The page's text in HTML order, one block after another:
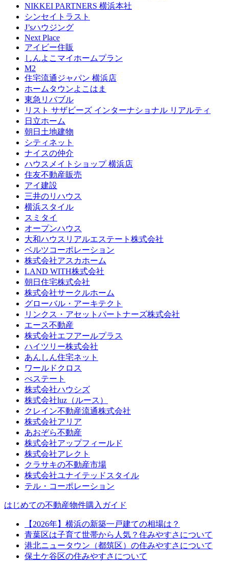
NIKKEI PARTNERS 横浜本社
シンセイトラスト
J’sハウジング
Next Place
アイビー住販
しんよこマイホームプラン
M2
住宅流通ジャパン 横浜店
ホームタウンよこはま
東急リバブル
リスト サザビーズ インターナショナル リアルティ
日立ホーム
朝日土地建物
シティネット
ナイスの仲介
ハウスメイトショップ 横浜店
住友不動産販売
アイ建設
三井のリハウス
横浜スタイル
スミタイ
オープンハウス
大和ハウスリアルエステート株式会社
ベルツコーポレーション
株式会社アスカホーム
LAND WITH株式会社
朝日住宅株式会社
株式会社サークルホーム
グローバル・アーキテクト
リンクス・アセットパートナーズ株式会社
エース不動産
株式会社エフアールプラス
ハイツリー株式会社
あんしん住宅ネット
ワールドクロス
べステート
株式会社ハウシズ
株式会社luz（ルース）
クレイン不動産流通株式会社
株式会社アリア
あおぞら不動産
株式会社アップフィールド
株式会社アレクト
クラサキの不動産市場
株式会社ユナイテッドスタイル
テル・コーポレーション
はじめての不動産物件購入ガイド
【2026年】横浜の新築一戸建ての相場は？
青葉区は子育て世帯から人気？住みやすさについて
港北ニュータウン（都筑区）の住みやすさについて
保土ケ谷区の住みやすさについて